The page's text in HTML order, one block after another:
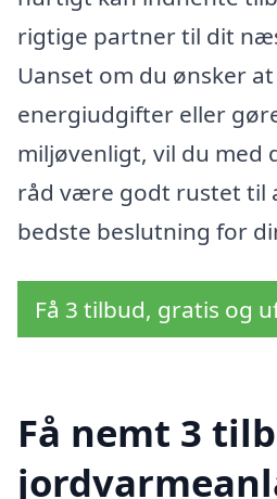
rigtige partner til dit
Uanset om du ønsker
energiudgifter eller
miljøvenligt, vil du med
råd være godt rustet til
bedste beslutning for
Få 3 tilbud, gratis og
Få nemt 3